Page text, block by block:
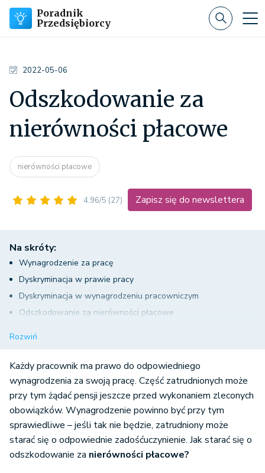
Poradnik
Przedsiębiorcy
2022-05-06
Odszkodowanie za
nierówności płacowe
nierówności płacowe
4.96/5 (27) Zapisz się do newslettera
Na skróty:
Wynagrodzenie za pracę
Dyskryminacja w prawie pracy
Dyskryminacja w wynagrodzeniu pracowniczym
Odszkodowanie za nierówności płacowe
Rozwiń
Każdy pracownik ma prawo do odpowiedniego
wynagrodzenia za swoją pracę. Część zatrudnionych może
przy tym żądać pensji jeszcze przed wykonaniem zleconych
obowiązków. Wynagrodzenie powinno być przy tym
sprawiedliwe – jeśli tak nie będzie, zatrudniony może
starać się o odpowiednie zadośćuczynienie. Jak starać się o
odszkodowanie za nierówności płacowe?